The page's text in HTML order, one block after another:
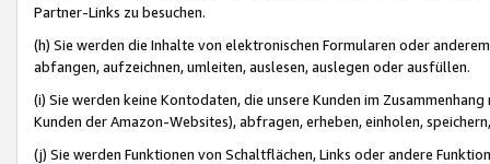
Partner-Links zu besuchen.
(h) Sie werden die Inhalte von elektronischen Formularen oder
abfangen, aufzeichnen, umleiten, auslesen, auslegen oder ausfüllen.
(i) Sie werden keine Kontodaten, die unsere Kunden im
Kunden der Amazon-Websites), abfragen, erheben, einholen,
(j) Sie werden Funktionen von Schaltflächen, Links oder andere